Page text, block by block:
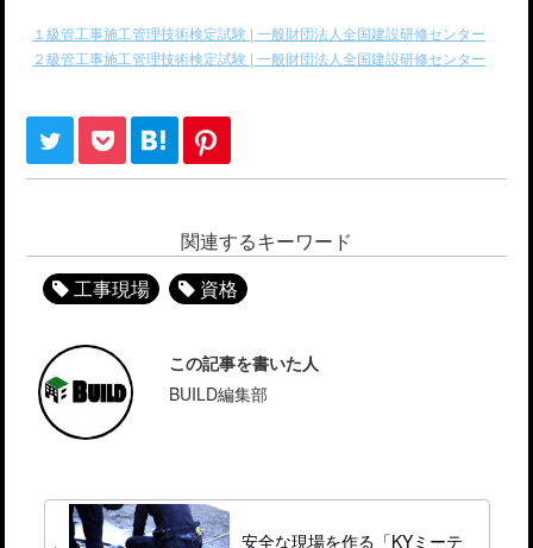
１級管工事施工管理技術検定試験 | 一般財団法人全国建設研修センター
２級管工事施工管理技術検定試験 | 一般財団法人全国建設研修センター
関連するキーワード
工事現場
資格
この記事を書いた人
BUILD編集部
安全な現場を作る「KYミーテ